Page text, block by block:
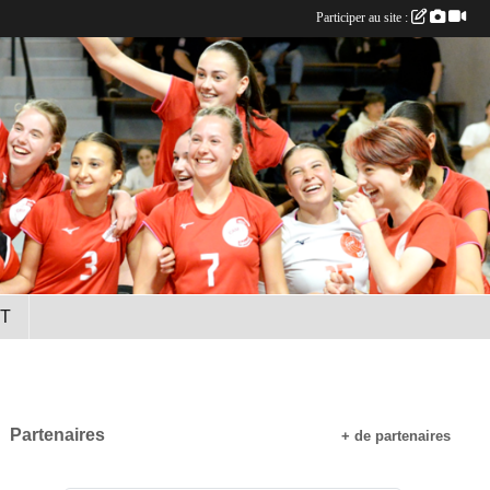
Partenaires + de partenaires
Participer au site :